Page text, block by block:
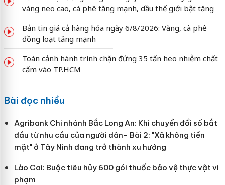
vàng neo cao, cà phê tăng mạnh, dầu thế giới bật tăng
Bản tin giá cả hàng hóa ngày 6/8/2026: Vàng, cà phê
đồng loạt tăng mạnh
Toàn cảnh hành trình chặn đứng 35 tấn heo nhiễm chất
cấm vào TP.HCM
Bài đọc nhiều
Agribank Chi nhánh Bắc Long An: Khi chuyển đổi số bắt
đầu từ nhu cầu của người dân- Bài 2: "Xã không tiền
mặt" ở Tây Ninh đang trở thành xu hướng
Lào Cai: Buộc tiêu hủy 600 gói thuốc bảo vệ thực vật vi
phạm